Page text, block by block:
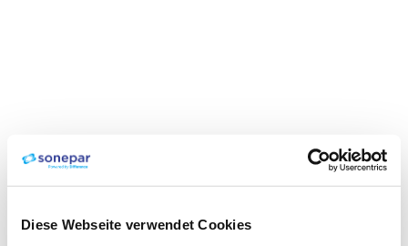
Diese Webseite verwendet Cookies